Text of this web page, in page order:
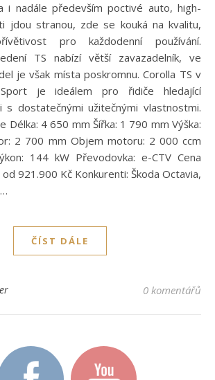
i nadále především poctivé auto, high-
jdou stranou, zde se kouká na kvalitu,
pro každodenní používání.
TS nabízí větší zavazadelník, ve
je však místa poskromnu. Corolla TS v
je ideálem pro řidiče hledající
s dostatečnými užitečnými vlastnostmi.
Délka: 4 650 mm Šířka: 1 790 mm Výška:
2 700 mm Objem motoru: 2 000 ccm
144 kW Převodovka: e-CTV Cena
921.900 Kč Konkurenti: Škoda Octavia,
ČÍST DÁLE
0 komentářů